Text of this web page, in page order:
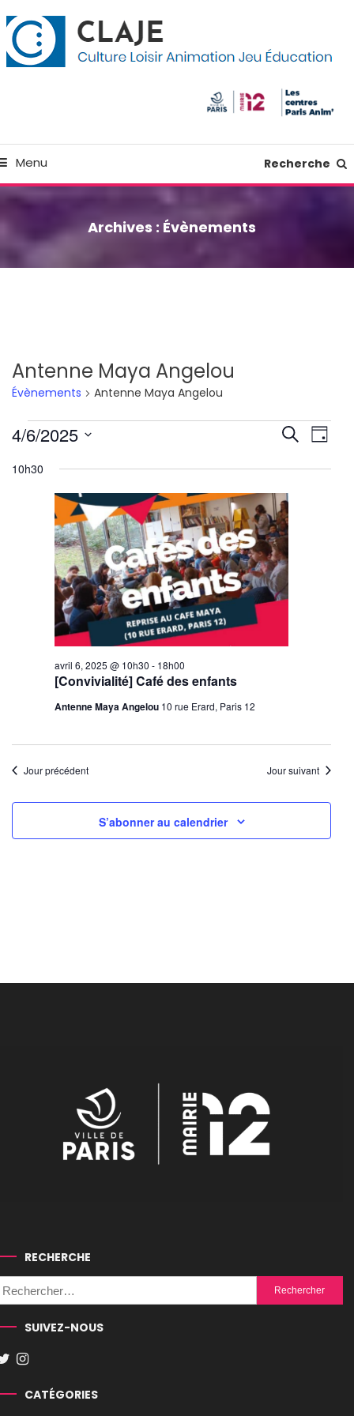
Menu Recherche
Archives : Évènements
Antenne Maya Angelou
Évènements Antenne Maya Angelou
Évènements
for
avril
2025
et
de
vues
Recherche
de
Jour
4/6/2025
une
10h30
[Convivialité] Café des enfants
avril 6, 2025 @ 10h30 - 18h00
Antenne Maya Angelou 10 rue Erard, Paris 12
Jour précédent Jour suivant
S’abonner au calendrier
RECHERCHE
Rechercher :
SUIVEZ-NOUS
CATÉGORIES